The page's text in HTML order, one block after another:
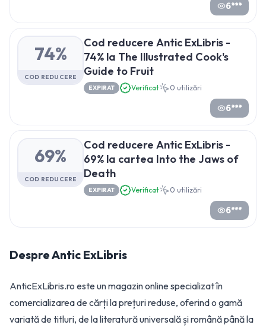
6***
74%
COD REDUCERE
Cod reducere Antic ExLibris -
74% la The Illustrated Cook's
Guide to Fruit
EXPIRAT Verificat 0 utilizări
6***
69%
COD REDUCERE
Cod reducere Antic ExLibris -
69% la cartea Into the Jaws of
Death
EXPIRAT Verificat 0 utilizări
6***
DespreAntic ExLibris
AnticExLibris.ro este un magazin online specializat în
comercializarea de cărți la prețuri reduse, oferind o gamă
variată de titluri, de la literatură universală și română până la